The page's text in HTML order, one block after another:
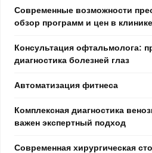
Современные возможности
обзор программ и цен в
Консультация офтальмолога:
диагностика болезней глаз
Автоматизация фитнеса
Комплексная диагностика
важен экспертный подход
Современная хирургическая